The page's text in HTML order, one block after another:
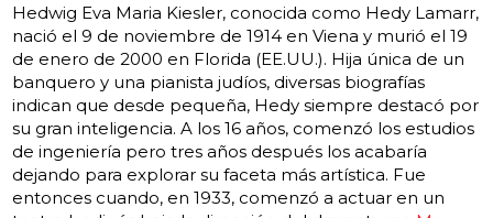
Hedwig Eva Maria Kiesler, conocida como Hedy Lamarr,
nació el 9 de noviembre de 1914 en Viena y murió el 19
de enero de 2000 en Florida (EE.UU.). Hija única de un
banquero y una pianista judíos, diversas biografías
indican que desde pequeña, Hedy siempre destacó por
su gran inteligencia. A los 16 años, comenzó los estudios
de ingeniería pero tres años después los acabaría
dejando para explorar su faceta más artística. Fue
entonces cuando, en 1933, comenzó a actuar en un